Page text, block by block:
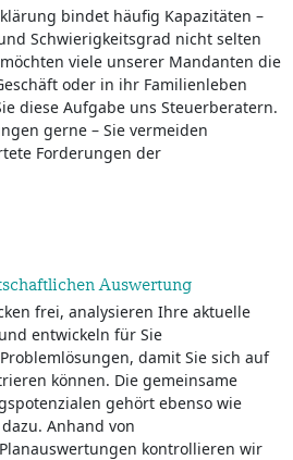
bindet häufig Kapazitäten –
Schwierigkeitsgrad nicht selten
viele unserer Mandanten die
oder in ihr Familienleben
diese Aufgabe uns Steuerberatern.
gerne – Sie vermeiden
Forderungen der
Auswertung
frei, analysieren Ihre aktuelle
entwickeln für Sie
damit Sie sich auf
können. Die gemeinsame
gehört ebenso wie
Anhand von
kontrollieren wir